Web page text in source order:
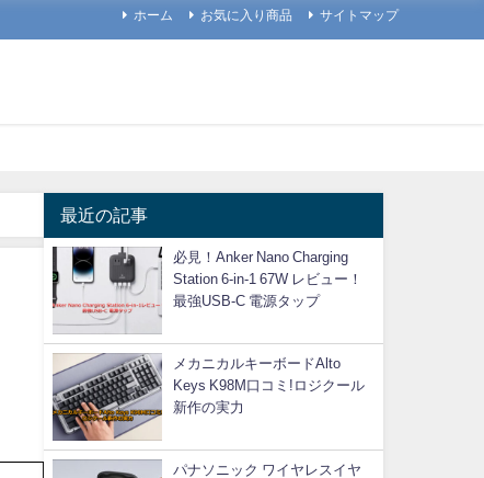
ホーム お気に入り商品 サイトマップ
最近の記事
必見！Anker Nano Charging
Station 6-in-1 67W レビュー！
最強USB-C 電源タップ
メカニカルキーボードAlto
Keys K98M口コミ!ロジクール
新作の実力
パナソニック ワイヤレスイヤ